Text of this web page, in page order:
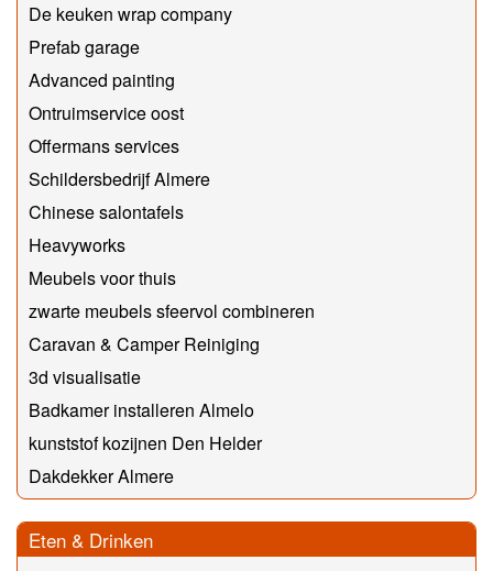
De keuken wrap company
Prefab garage
Advanced painting
Ontruimservice oost
Offermans services
Schildersbedrijf Almere
Chinese salontafels
Heavyworks
Meubels voor thuis
zwarte meubels sfeervol combineren
Caravan & Camper Reiniging
3d visualisatie
Badkamer installeren Almelo
kunststof kozijnen Den Helder
Dakdekker Almere
Eten & Drinken